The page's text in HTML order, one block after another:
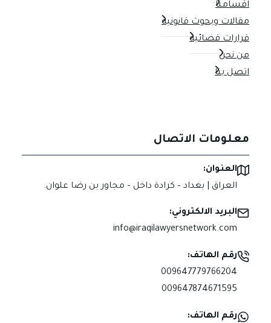
اقسامنا
مقالات وبحوث قانونية
قرارات قضائية
من نحن
اتصل بنا
معلومات الاتصال
العنوان:
العراق | بغداد – كرادة داخل – مجاور بن رضا علوان.
البريد الالكتروني:
info@iraqilawyersnetwork.com
رقم الهاتف:
009647779766204
009647874671595
رقم الهاتف: